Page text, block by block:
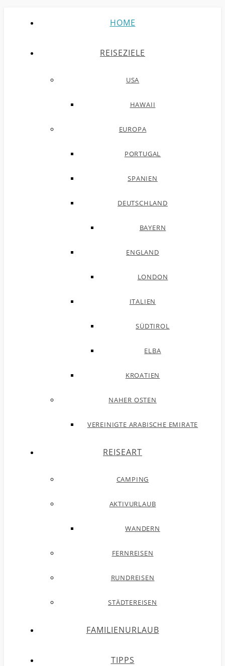
HOME
REISEZIELE
USA
HAWAII
EUROPA
PORTUGAL
SPANIEN
DEUTSCHLAND
BAYERN
ENGLAND
LONDON
ITALIEN
SÜDTIROL
ELBA
KROATIEN
NAHER OSTEN
VEREINIGTE ARABISCHE EMIRATE
REISEART
CAMPING
AKTIVURLAUB
WANDERN
FERNREISEN
RUNDREISEN
STÄDTEREISEN
FAMILIENURLAUB
TIPPS